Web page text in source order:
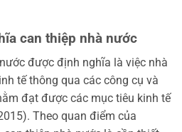
can thiệp nhà nước
được định nghĩa là việc nhà
tế thông qua các công cụ và
đạt được các mục tiêu kinh tế
Theo quan điểm của